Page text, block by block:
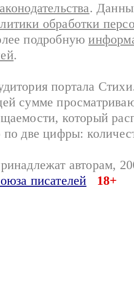
.
обработки
подробную
.
портала
сумме
который
по две цифры:
авторам,
писателей
18+